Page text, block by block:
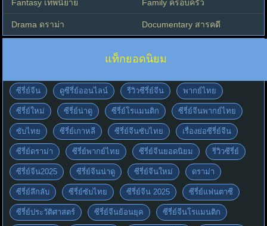
Fantasy เทพนิยาย Family ครอบครัว
Drama ดราม่า Documentary สารคดี
แท็กยอดนิยม
ซีรี่ย์จีน ดูซีรี่ย์ออนไลน์ รีวิวซีรี่ย์จีน พากย์ไทย
ซีรี่ย์ใหม่ ซีรี่ย์น่าดู ซีรี่ย์โรแมนติก ซีรี่ย์จีนพากย์ไทย
ซับไทย ซีรี่ย์เกาหลี ซีรี่ย์จีนซับไทย เรื่องย่อซีรี่ย์จีน
ซีรี่ย์ดราม่า ซีรี่ย์พากย์ไทย ซีรี่ย์จีนยอดนิยม รีวิวซีรี่ย์
ซีรี่ย์จีน2025 ซีรี่ย์จีนน่าดู ซีรี่ย์จีนใหม่ ดราม่า
ซีรี่ย์ลึกลับ ซีรี่ย์ซับไทย ซีรี่ย์จีน 2025 ซีรี่ย์แฟนตาซี
ซีรี่ย์ประวัติศาสตร์ ซีรี่ย์จีนย้อนยุค ซีรี่ย์จีนโรแมนติก